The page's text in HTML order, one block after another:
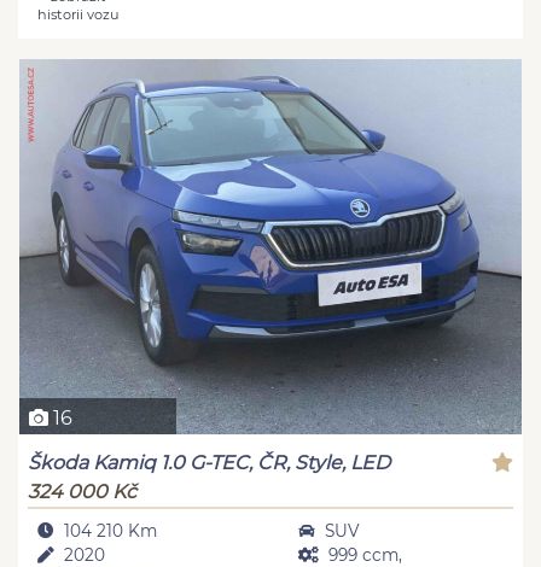
historii vozu
16
Škoda Kamiq 1.0 G-TEC, ČR, Style, LED
324 000 Kč
104 210 Km
2020
SUV
999 ccm,